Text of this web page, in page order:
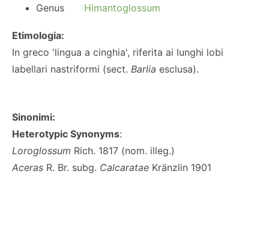
Genus
Himantoglossum
Etimologia:
In greco 'lingua a cinghia', riferita ai lunghi lobi
labellari nastriformi (sect. Barlia esclusa).
Sinonimi:
Heterotypic Synonyms:
Loroglossum Rich. 1817 (nom. illeg.)
Aceras R. Br. subg. Calcaratae Kränzlin 1901